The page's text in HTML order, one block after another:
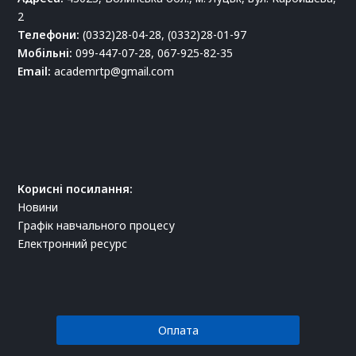
2
Телефони: (0332)28-04-28, (0332)28-01-97
Мобільні: 099-447-07-28, 067-925-82-35
Email: academrtp@gmail.com
Корисні посилання:
Новини
Графік навчального процесу
Електронний ресурс
Оплата